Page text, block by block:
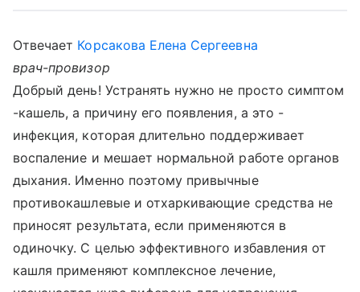
Отвечает Корсакова Елена Сергеевна
врач-провизор
Добрый день! Устранять нужно не просто симптом
-кашель, а причину его появления, а это -
инфекция, которая длительно поддерживает
воспаление и мешает нормальной работе органов
дыхания. Именно поэтому привычные
противокашлевые и отхаркивающие средства не
приносят результата, если применяются в
одиночку. С целью эффективного избавления от
кашля применяют комплексное лечение,